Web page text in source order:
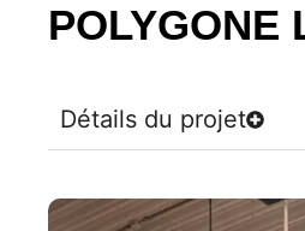
POLYGONE
Détails du projet